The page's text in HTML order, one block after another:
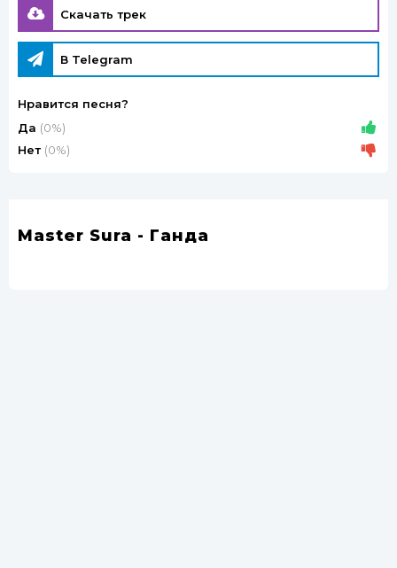
Скачать трек
В Telegram
Нравится песня?
Да (0%)
Нет (0%)
Master Sura - Ганда